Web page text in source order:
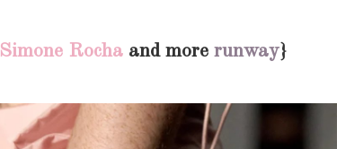
Simone Rocha and more runway}